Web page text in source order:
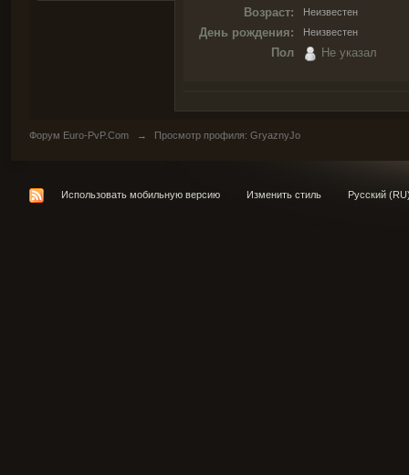
Возраст:
Неизвестен
День рождения: Неизвестен
Пол Не указал
Форум Euro-PvP.Com → Просмотр профиля: GryaznyJo
Использовать мобильную версию Изменить стиль Русский